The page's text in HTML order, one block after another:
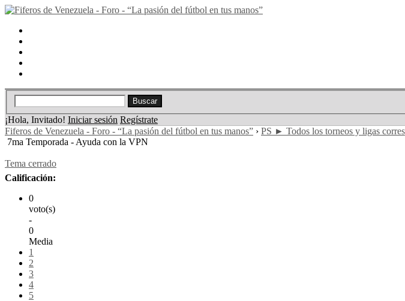
¡Hola, Invitado! Iniciar sesión Regístrate
Fiferos de Venezuela - Foro - “La pasión del fútbol en tus manos” › PS ► Todos los torneos y ligas
7ma Temporada - Ayuda con la VPN
Tema cerrado
Calificación:
0
voto(s)
-
0
Media
1
2
3
4
5